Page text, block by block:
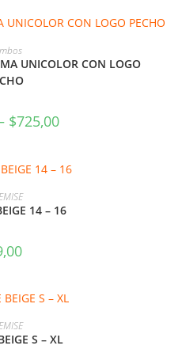
OPCIONES
UNICOLOR CON LOGO
$725,00
OPCIONES
14 – 16
OPCIONES
S – XL